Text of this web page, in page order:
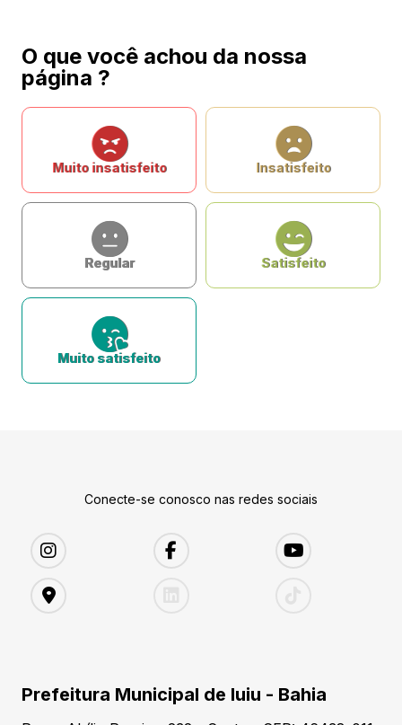
O que você achou da nossa
página ?
Muito insatisfeito Insatisfeito
Regular Satisfeito
Muito satisfeito
Conecte-se conosco nas redes sociais
Prefeitura Municipal de Iuiu - Bahia